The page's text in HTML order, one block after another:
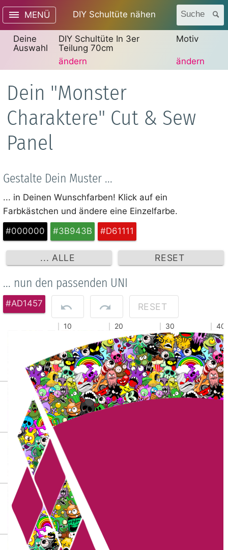
MENÜ DIY Schultüte nähen Suche
Deine
Auswahl
DIY Schultüte In 3er
Teilung 70cm
ändern
Motiv
ändern
Dein "Monster
Charaktere" Cut & Sew
Panel
Gestalte Dein Muster ...
... in Deinen Wunschfarben! Klick auf ein
Farbkästchen und ändere eine Einzelfarbe.
#000000
#3B943B #D61111
... ALLE RESET
... nun den passenden UNI
#AD1457 RESET